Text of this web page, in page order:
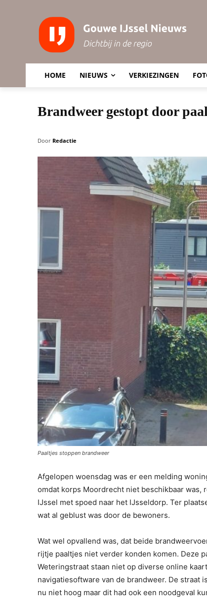
HOME NIEUWS VERKIEZINGEN
Brandweer gestopt door
Door Redactie
Paaltjes stoppen brandweer
Afgelopen woensdag was er een melding
omdat korps Moordrecht niet beschikbaar was,
IJssel met spoed naar het IJsseldorp. Ter
wat al geblust was door de bewoners.
Wat wel opvallend was, dat beide
rijtje paaltjes niet verder konden komen. Deze
Weteringstraat staan niet op diverse online
navigatiesoftware van de brandweer. De straat
nu niet hoog maar dit had ook een noodgeval